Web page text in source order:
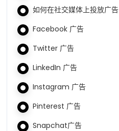
如何在社交媒体上投放广告
Facebook 广告
Twitter 广告
LinkedIn 广告
Instagram 广告
Pinterest 广告
Snapchat广告